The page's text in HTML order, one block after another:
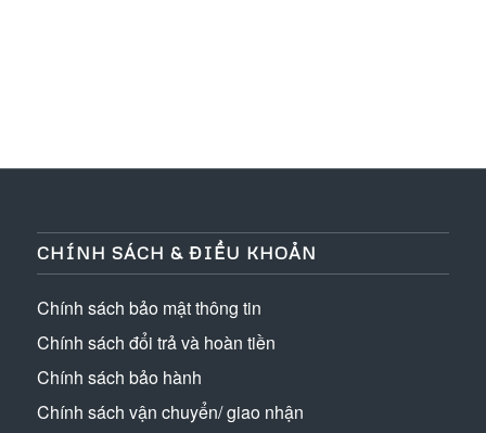
CHÍNH SÁCH & ĐIỀU KHOẢN
Chính sách bảo mật thông tin
Chính sách đổi trả và hoàn tiền
Chính sách bảo hành
Chính sách vận chuyển/ giao nhận